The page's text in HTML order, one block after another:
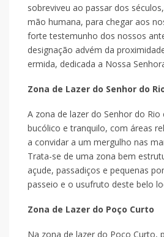
sobreviveu ao passar dos
mão humana, para chegar aos
forte testemunho dos nossos
designação advém da
ermida, dedicada a Nossa
Zona de Lazer do Senhor do
A zona de lazer do Senhor do Rio
bucólico e tranquilo, com áreas
a convidar a um mergulho nas
Trata-se de uma zona bem
açude, passadiços e pequenas
passeio e o usufruto deste belo
Zona de Lazer do Poço Curto
Na zona de lazer do Poço Curto,